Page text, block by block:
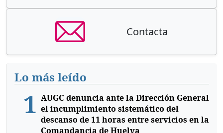
Contacta
Lo más leído
1 AUGC denuncia ante la Dirección General
el incumplimiento sistemático del
descanso de 11 horas entre servicios en la
Comandancia de Huelva